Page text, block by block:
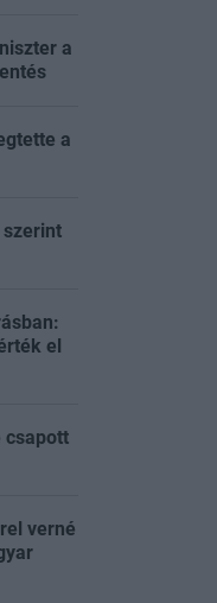
a
a
szerint
el
csapott
verné